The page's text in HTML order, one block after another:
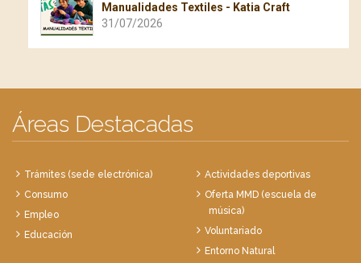
Manualidades Textiles - Katia Craft
31/07/2026
Áreas Destacadas
Trámites (sede electrónica)
Consumo
Empleo
Educación
Actividades deportivas
Oferta MMD (escuela de
música)
Voluntariado
Entorno Natural